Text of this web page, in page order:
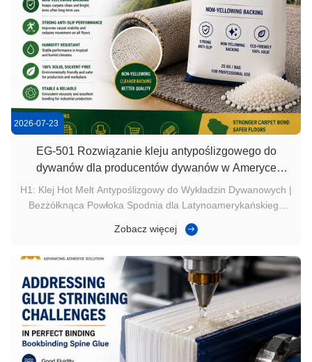
2026-07-23
EG-501 Rozwiązanie kleju antypoślizgowego do
dywanów dla producentów dywanów w Ameryce
Łacińskiej
H1: Klej Hot Melt Antypoślizgowy do Wykładzin Dywanowych |
Bezżółknąca Powłoka Spodnia dla Latynoamerykańskiego
dywanowy w Ameryce Łacińskiej rozwija się dynamicznie, z
mieszkalnych, hoteli, biur i projekt...
Zobacz więcej